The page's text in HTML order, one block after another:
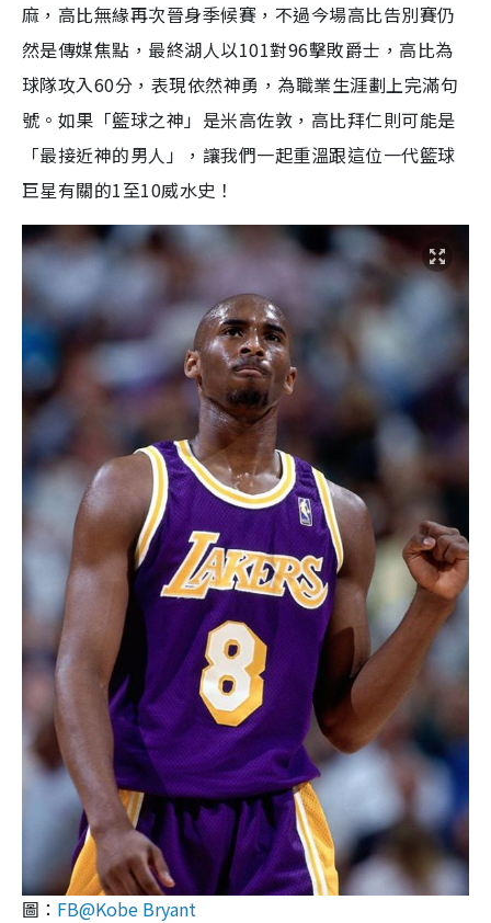
麻，高比無緣再次晉身季候賽，不過今場高比告別賽仍
然是傳媒焦點，最終湖人以101對96擊敗爵士，高比為
球隊攻入60分，表現依然神勇，為職業生涯劃上完滿句
號。如果「籃球之神」是米高佐敦，高比拜仁則可能是
「最接近神的男人」，讓我們一起重溫跟這位一代籃球
巨星有關的1至10威水史！
圖： FB@Kobe Bryant